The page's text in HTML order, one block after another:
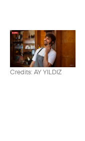
Credits: AY YILDIZ